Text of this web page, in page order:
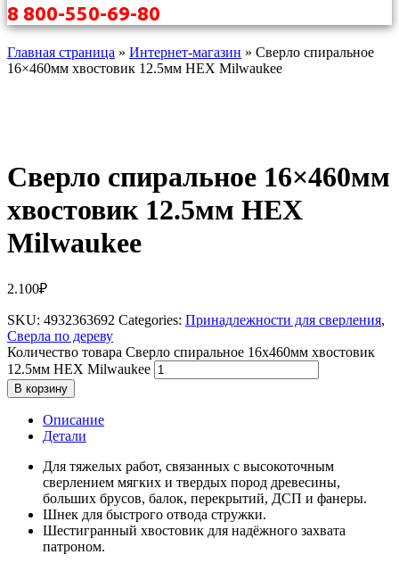
8 800-550-69-80
Главная страница » Интернет-магазин » Сверло спиральное
16×460мм хвостовик 12.5мм HEX Milwaukee
Сверло спиральное 16×460мм
хвостовик 12.5мм HEX
Milwaukee
2.100₽
SKU: 4932363692 Categories: Принадлежности для сверления,
Сверла по дереву
Количество товара Сверло спиральное 16x460мм хвостовик
12.5мм HEX Milwaukee
В корзину
Описание
Детали
Для тяжелых работ, связанных с высокоточным
сверлением мягких и твердых пород древесины,
больших брусов, балок, перекрытий, ДСП и фанеры.
Шнек для быстрого отвода стружки.
Шестигранный хвостовик для надёжного захвата
патроном.